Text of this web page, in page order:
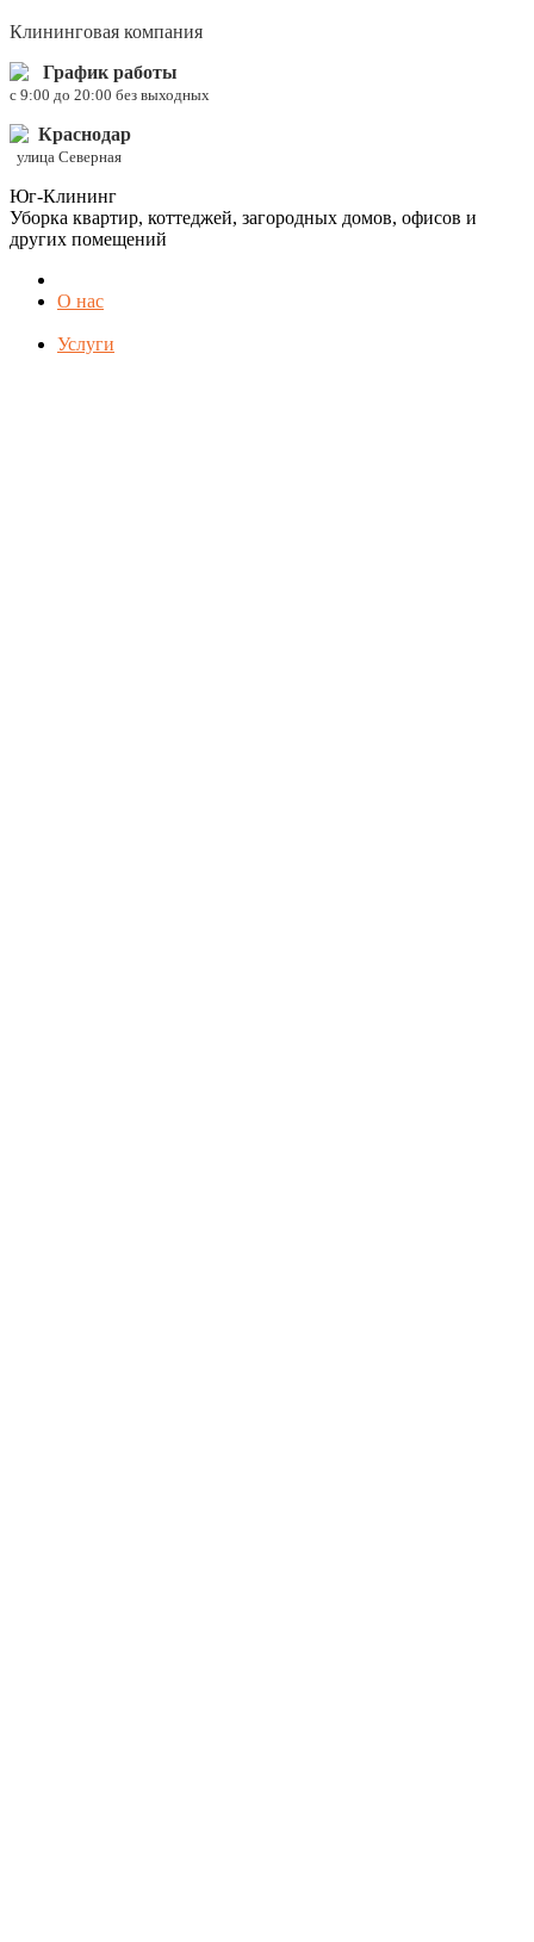
Клининговая компания
График работы
c 9:00 до 20:00 без выходных
Краснодар
улица Северная
Юг-Клининг
Уборка квартир, коттеджей, загородных домов, офисов и
других помещений
О нас
Услуги